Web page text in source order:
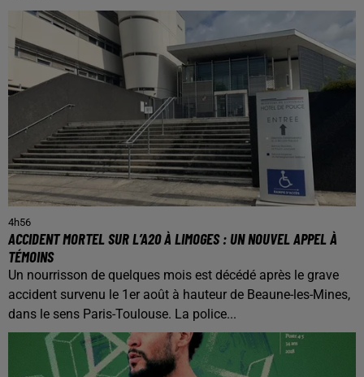
4h56
ACCIDENT MORTEL SUR L’A20 À LIMOGES : UN NOUVEL APPEL À
TÉMOINS
Un nourrisson de quelques mois est décédé après le grave
accident survenu le 1er août à hauteur de Beaune-les-Mines,
dans le sens Paris-Toulouse. La police...